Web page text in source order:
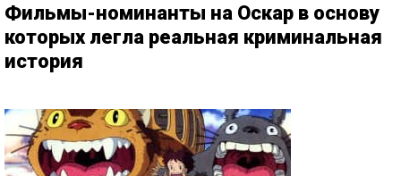
Фильмы-номинанты на Оскар в основу
которых легла реальная криминальная
история